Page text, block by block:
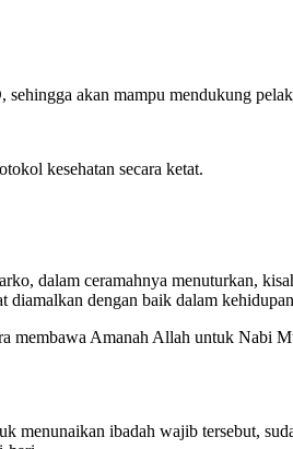
akan mampu mendukung
kesehatan secara ketat.
dalam ceramahnya menuturkan,
dengan baik dalam
membawa Amanah Allah untuk Nabi
ibadah wajib tersebut,